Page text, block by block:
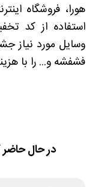
هورا، فروشگاه
استفاده از کد
وسایل مورد نیاز
فشفشه و... را با
در حال